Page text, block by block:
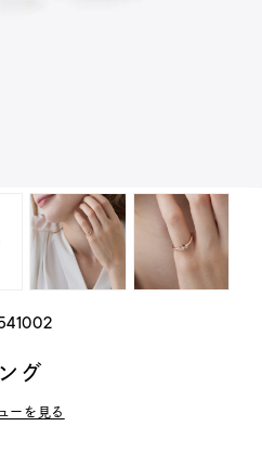
グ
ーを見る